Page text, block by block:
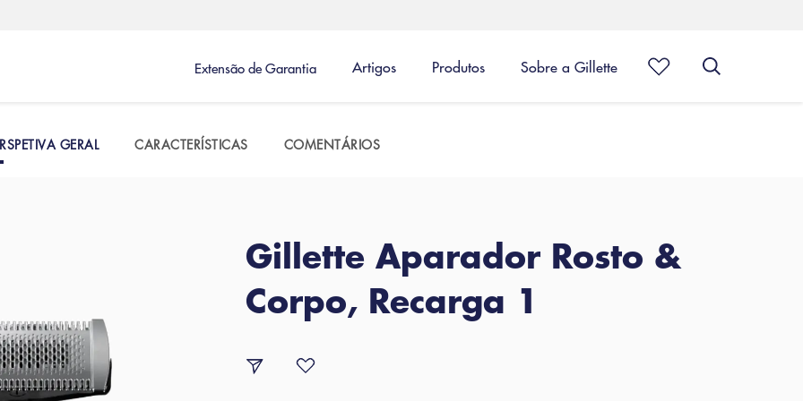
Extensão de Garantia Artigos Produtos Sobre a Gillette
GERAL CARACTERÍSTICAS COMENTÁRIOS
Gillette Aparador Rosto &
Corpo, Recarga 1